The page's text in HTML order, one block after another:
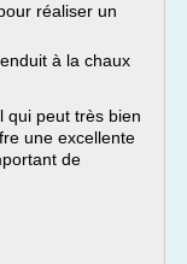
réaliser un
à la chaux
qui peut très bien
une excellente
de